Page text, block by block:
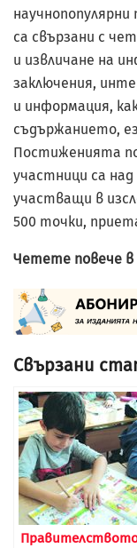
са свързани с
и извличане на
заключения,
и информация,
съдържанието,
Постиженията
участници са
участващи в
500 точки,
Четете повече в
Свързани